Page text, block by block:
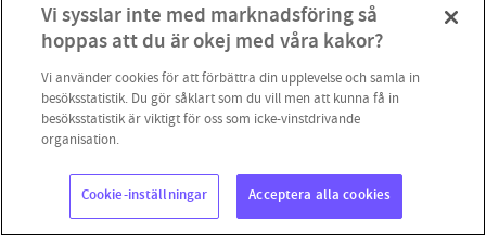
Copyright 2023 © Supermiljöbloggen Cookieinställningar
Stötta vårt arbete genom att swisha en slant till
1231368703
Läs vad vi vill göra
Vi sysslar inte med marknadsföring så
hoppas att du är okej med våra kakor?
Vi använder cookies för att förbättra din upplevelse och samla in
besöksstatistik. Du gör såklart som du vill men att kunna få in
besöksstatistik är viktigt för oss som icke-vinstdrivande
organisation.
Cookie-inställningar Acceptera alla cookies